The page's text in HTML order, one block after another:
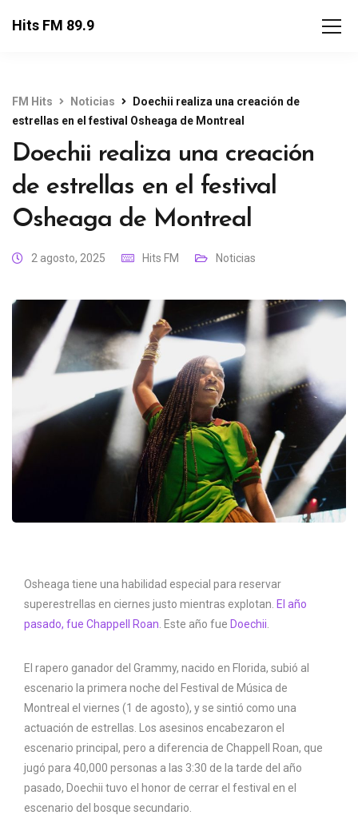
Hits FM 89.9
FM Hits Noticias
Doechii realiza una creación de
estrellas en el festival Osheaga de Montreal
Doechii realiza una creación
de estrellas en el festival
Osheaga de Montreal
2 agosto, 2025 Hits FM Noticias
Osheaga tiene una habilidad especial para reservar
superestrellas en ciernes justo mientras explotan. El año
pasado, fue Chappell Roan . Este año fue Doechii
El rapero ganador del Grammy, nacido en Florida, subió al
escenario la primera noche del Festival de Música de
Montreal el viernes (1 de agosto), y se sintió como una
actuación de estrellas. Los asesinos encabezaron el
escenario principal, pero a diferencia de Chappell Roan, que
jugó para 40,000 personas a las 3:30 de la tarde del año
pasado, Doechii tuvo el honor de cerrar el festival en el
escenario del bosque secundario.